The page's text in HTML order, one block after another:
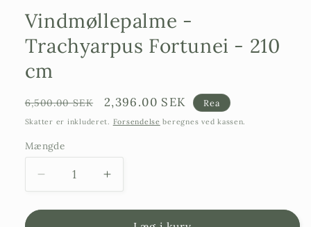
Vindmøllepalme -
Trachyarpus Fortunei - 210
cm
Ordinarie
pris
6,500.00 SEK Försäljningspris
2,396.00 SEK Rea
Skatter er inkluderet. Forsendelse beregnes ved kassen.
Mængde
Reducer
mængden
for
Forøg
mængden
af